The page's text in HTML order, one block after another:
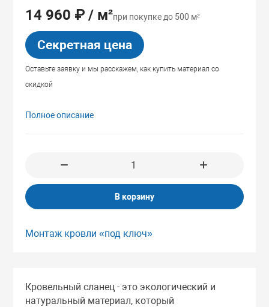
14 960 ₽/ м²при покупке до 500 м²
Секретная цена
Оставьте заявку и мы расскажем, как купить материал со
скидкой
Полное описание
В корзину
Монтаж кровли «под ключ»
Кровельный сланец - это экологический и
натуральный материал, который